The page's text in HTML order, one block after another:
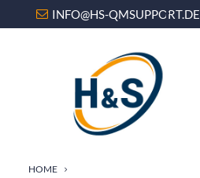
INFO@HS-QMSUPPORT.DE
HOME